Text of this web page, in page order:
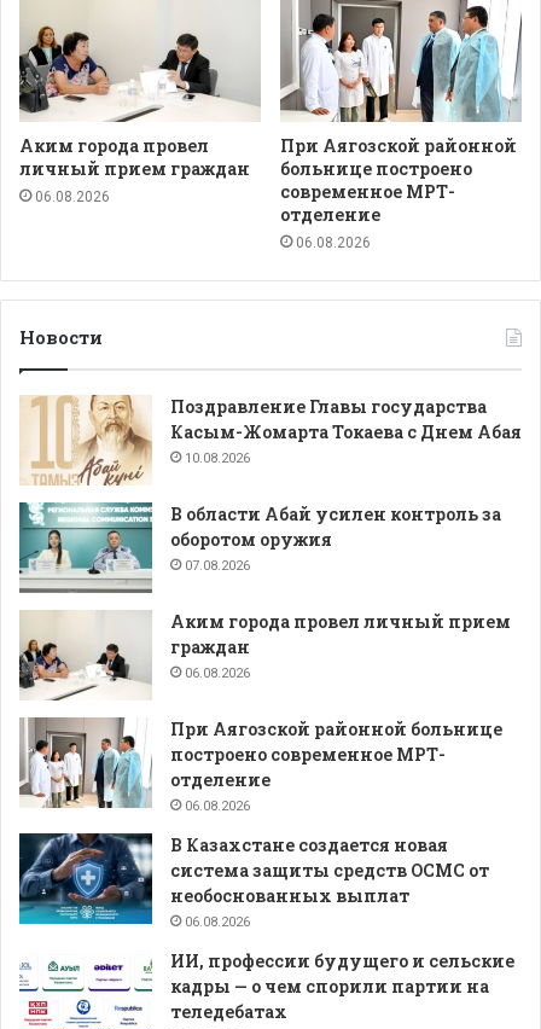
Аким города провел
личный прием граждан
06.08.2026
При Аягозской районной
больнице построено
современное МРТ-
отделение
06.08.2026
Новости
Поздравление Главы государства
Касым-Жомарта Токаева с Днем Абая
10.08.2026
В области Абай усилен контроль за
оборотом оружия
07.08.2026
Аким города провел личный прием
граждан
06.08.2026
При Аягозской районной больнице
построено современное МРТ-
отделение
06.08.2026
В Казахстане создается новая
система защиты средств ОСМС от
необоснованных выплат
06.08.2026
ИИ, профессии будущего и сельские
кадры — о чем спорили партии на
теледебатах